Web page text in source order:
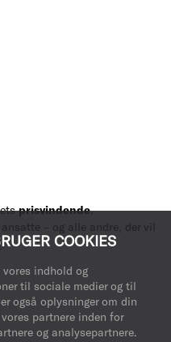
COOKIES
indhold og
til sociale medier og til
også oplysninger om din
partnere inden for
og analysepartnere.
prisvindende,
– og alle andre, der vil
.